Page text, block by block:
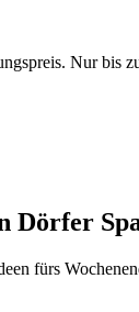
Nur bis
Dörfer
fürs